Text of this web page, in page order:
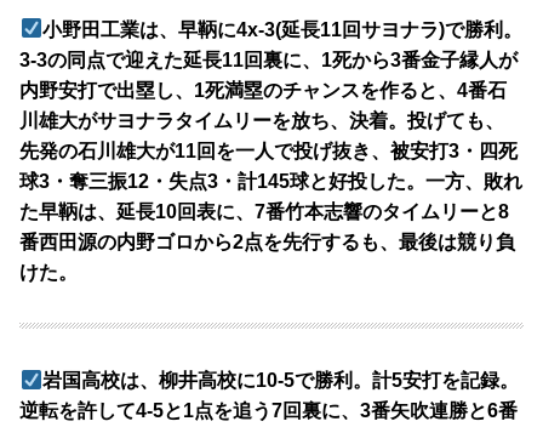
小野田工業は、早鞆に4x-3(延長11回サヨナラ)で勝利。
3-3の同点で迎えた延長11回裏に、1死から3番金子縁人が
内野安打で出塁し、1死満塁のチャンスを作ると、4番石
川雄大がサヨナラタイムリーを放ち、決着。投げても、
先発の石川雄大が11回を一人で投げ抜き、被安打3・四死
球3・奪三振12・失点3・計145球と好投した。一方、敗れ
た早鞆は、延長10回表に、7番竹本志響のタイムリーと8
番西田源の内野ゴロから2点を先行するも、最後は競り負
けた。
岩国高校は、柳井高校に10-5で勝利。計5安打を記録。
逆転を許して4-5と1点を追う7回裏に、3番矢吹連勝と6番